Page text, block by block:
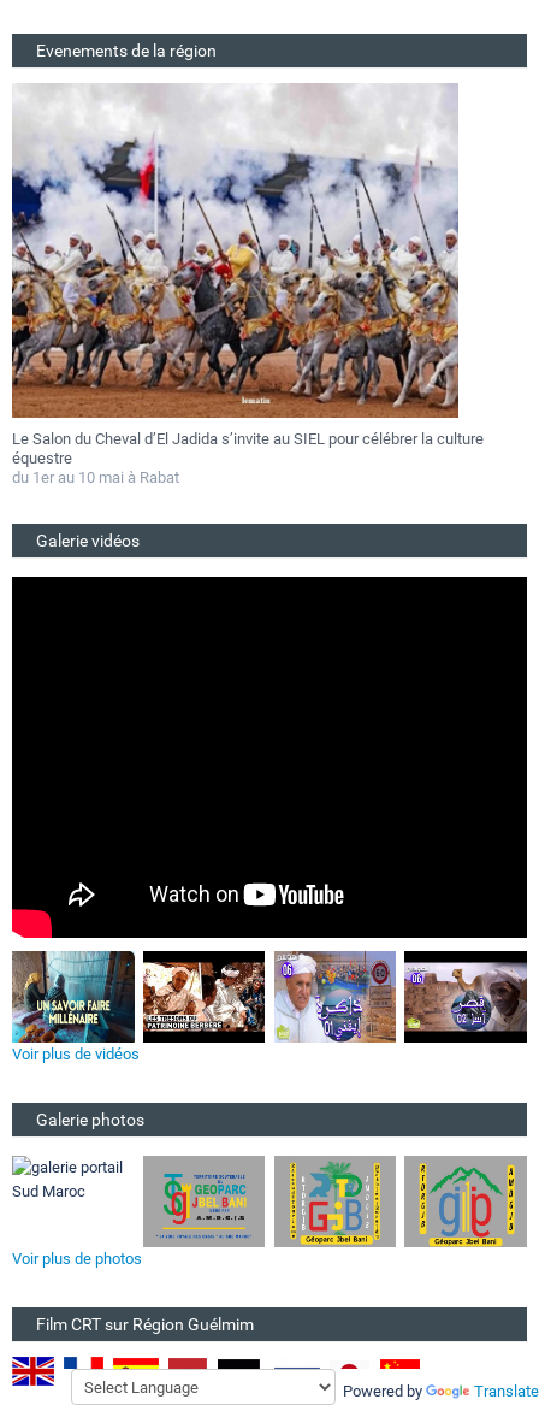
Evenements de la région
Le Salon du Cheval d’El Jadida s’invite au SIEL pour célébrer la culture
équestre
du 1er au 10 mai à Rabat
Galerie vidéos
Voir plus de vidéos
Galerie photos
Voir plus de photos
Film CRT sur Région Guélmim
Powered by Translate